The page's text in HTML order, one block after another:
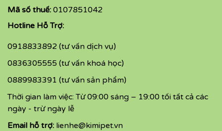
Mã số thuế: 0107851042
Hotline Hỗ Trợ:
0918833892 (tư vấn dịch vụ)
0836305555 (tư vấn khoá học)
0889983391 (tư vấn sản phẩm)
Thời gian làm việc: Từ 09:00 sáng – 19:00 tối tất cả các
ngày - trừ ngày lễ
Email hỗ trợ: lienhe@kimipet.vn